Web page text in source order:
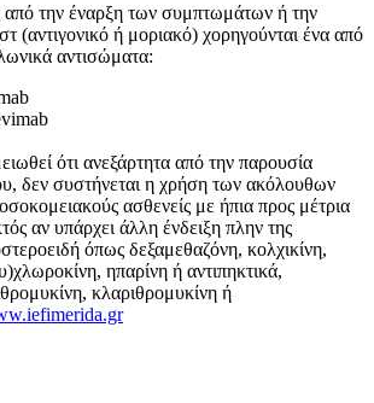
από την έναρξη των συμπτωμάτων ή την
(αντιγονικό ή μοριακό) χορηγούνται ένα από
αντισώματα:
ότι ανεξάρτητα από την παρουσία
δεν συστήνεται η χρήση των ακόλουθων
ασθενείς με ήπια προς μέτρια
αν υπάρχει άλλη ένδειξη πλην της
όπως δεξαμεθαζόνη, κολχικίνη,
ηπαρίνη ή αντιπηκτικά,
κλαριθρομυκίνη ή